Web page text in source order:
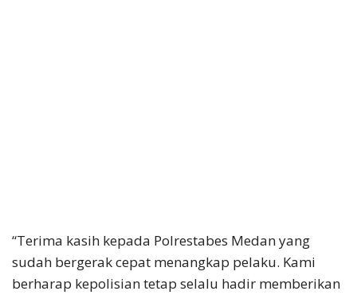
“Terima kasih kepada Polrestabes Medan yang
sudah bergerak cepat menangkap pelaku. Kami
berharap kepolisian tetap selalu hadir memberikan